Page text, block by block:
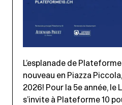
L’esplanade de
nouveau en Piazza
2026! Pour la 5e année, le
s’invite à Plateforme 10